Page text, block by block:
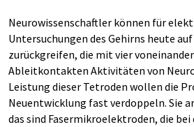
Neurowissenschaftler können für
Untersuchungen des Gehirns heute
zurückgreifen, die mit vier
Ableitkontakten Aktivitäten von
Leistung dieser Tetroden wollen die
Neuentwicklung fast verdoppeln. Sie
das sind Fasermikroelektroden, die